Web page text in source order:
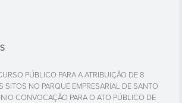
PÚBLICO PARA A ATRIBUIÇÃO DE 8
SITOS NO PARQUE EMPRESARIAL DE SANTO
CONVOCAÇÃO PARA O ATO PÚBLICO DE